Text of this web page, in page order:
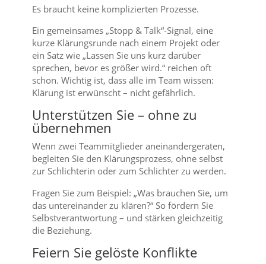
Es braucht keine komplizierten Prozesse.
Ein gemeinsames „Stopp & Talk“-Signal, eine
kurze Klärungsrunde nach einem Projekt oder
ein Satz wie „Lassen Sie uns kurz darüber
sprechen, bevor es größer wird.“ reichen oft
schon. Wichtig ist, dass alle im Team wissen:
Klärung ist erwünscht – nicht gefährlich.
Unterstützen Sie – ohne zu
übernehmen
Wenn zwei Teammitglieder aneinandergeraten,
begleiten Sie den Klärungsprozess, ohne selbst
zur Schlichterin oder zum Schlichter zu werden.
Fragen Sie zum Beispiel: „Was brauchen Sie, um
das untereinander zu klären?“ So fördern Sie
Selbstverantwortung – und stärken gleichzeitig
die Beziehung.
Feiern Sie gelöste Konflikte